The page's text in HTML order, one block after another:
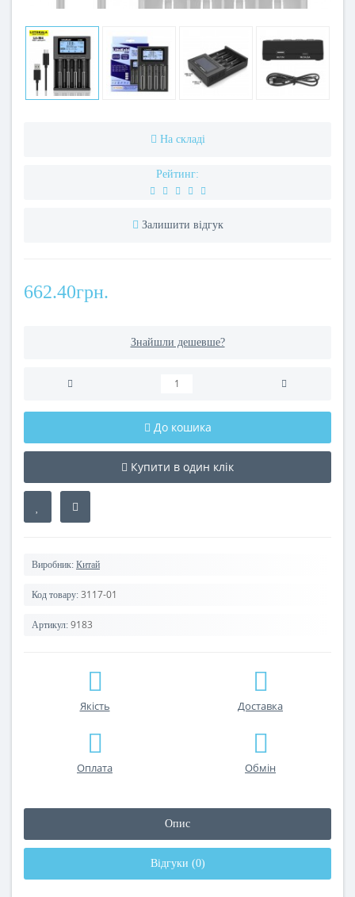
На складі
Рейтинг:
Залишити відгук
662.40грн.
Знайшли дешевше?
До кошика
Купити в один клік
Виробник: Китай
Код товару: 3117-01
Артикул: 9183
Якість Доставка
Оплата Обмін
Опис
Відгуки (0)